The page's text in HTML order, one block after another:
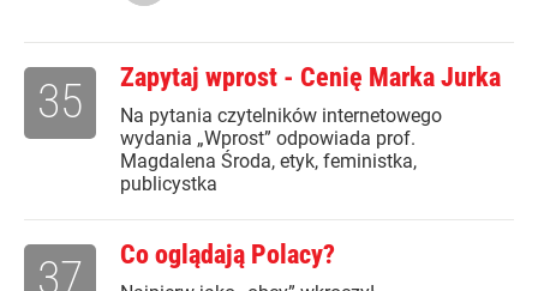
Zapytaj wprost - Cenię Marka Jurka
Na pytania czytelników internetowego
wydania „Wprost” odpowiada prof.
Magdalena Środa, etyk, feministka,
publicystka
35
Co oglądają Polacy?
37